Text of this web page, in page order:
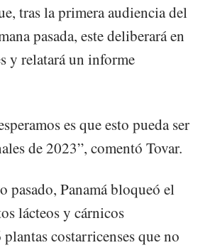
tras la primera audiencia del
pasada, este deliberará en
y relatará un informe
es que esto pueda ser
de 2023”, comentó Tovar.
pasado, Panamá bloqueó el
lácteos y cárnicos
costarricenses que no